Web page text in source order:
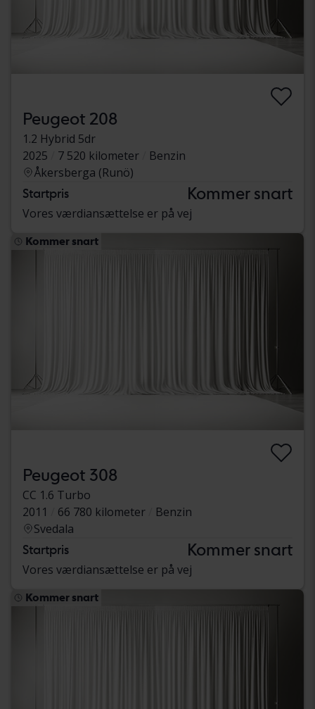
Peugeot 208
1.2 Hybrid 5dr
2025
7 520 kilometer
Benzin
Åkersberga (Runö)
Startpris Kommer snart
Vores værdiansættelse er på vej
Kommer snart
Peugeot 308
CC 1.6 Turbo
2011
66 780 kilometer
Benzin
Svedala
Startpris Kommer snart
Vores værdiansættelse er på vej
Kommer snart